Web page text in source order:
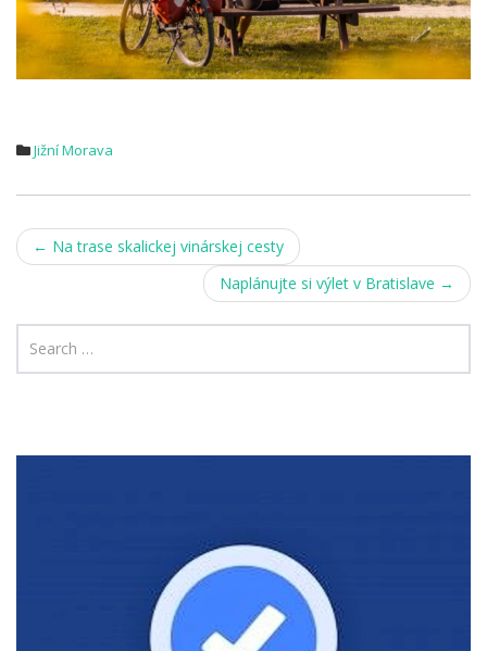
Jižní Morava
Post
navigation
← Na trase skalickej vinárskej cesty
Naplánujte si výlet v Bratislave →